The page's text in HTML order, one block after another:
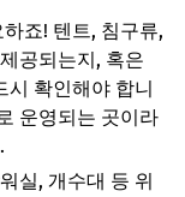
죠! 텐트, 침구류,
공되는지, 혹은
시 확인해야 합니
운영되는 곳이라
실, 개수대 등 위